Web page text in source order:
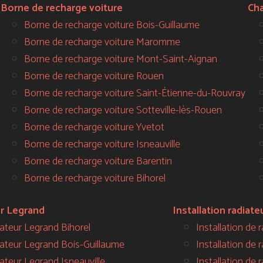
Borne de recharge voiture
Borne de recharge voiture Bois-Guillaume
Borne de recharge voiture Maromme
Borne de recharge voiture Mont-Saint-Aignan
Borne de recharge voiture Rouen
Borne de recharge voiture Saint-Étienne-du-Rouvray
Borne de recharge voiture Sotteville-lès-Rouen
Borne de recharge voiture Yvetot
Borne de recharge voiture Isneauville
Borne de recharge voiture Barentin
Borne de recharge voiture Bihorel
Legrand
Legrand Bihorel
Legrand Bois-Guillaume
Installation
Installation de
Installation de